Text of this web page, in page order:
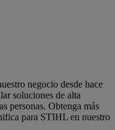
negocio desde hace
soluciones de alta
personas. Obtenga más
para STIHL en nuestro